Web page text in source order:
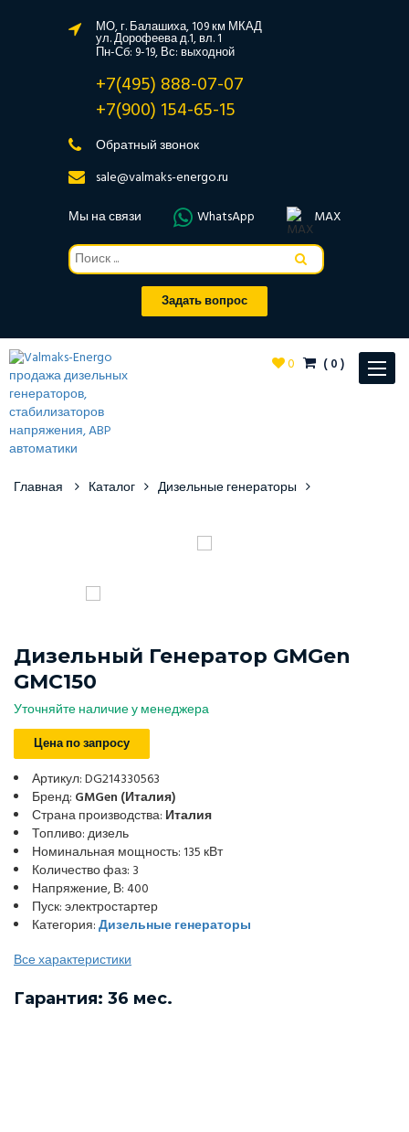
МО, г. Балашиха, 109 км МКАД
ул. Дорофеева д.1, вл. 1
Пн-Сб: 9-19, Вс: выходной
+7(495) 888-07-07
+7(900) 154-65-15
Обратный звонок
sale@valmaks-energo.ru
Мы на связи
WhatsApp MAX
Задать вопрос
Toggle
0 (0)
Главная Каталог Дизельные генераторы
Дизельный Генератор GMGen
GMC150
Уточняйте наличие у менеджера
Цена по запросу
Артикул: DG214330563
Бренд: GMGen (Италия)
Страна производства: Италия
Топливо: дизель
Номинальная мощность: 135 кВт
Количество фаз: 3
Напряжение, В: 400
Пуск: электростартер
Категория:Дизельные генераторы
Все характеристики
Гарантия: 36 мес.